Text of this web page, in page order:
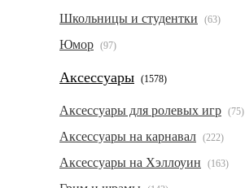
Школьницы и студентки (63)
Юмор (97)
Аксессуары (1578)
Аксессуары для ролевых игр (75)
Аксессуары на карнавал (222)
Аксессуары на Хэллоуин (163)